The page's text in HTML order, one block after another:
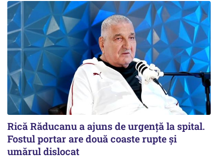
Rică Răducanu a ajuns de urgență la spital.
Fostul portar are două coaste rupte și
umărul dislocat